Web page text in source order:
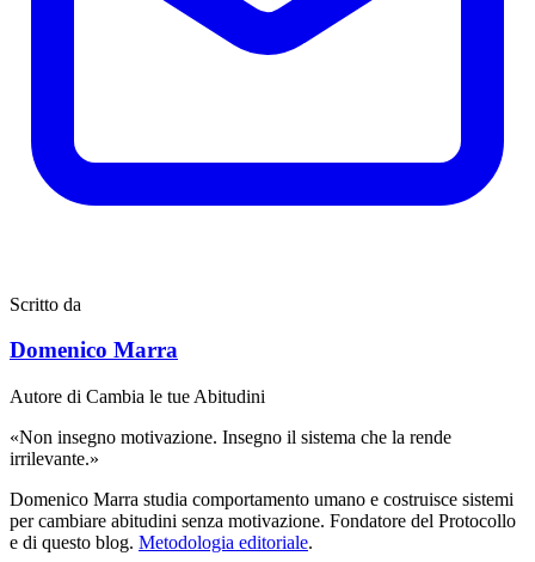
Scritto da
Domenico Marra
Autore di Cambia le tue Abitudini
«Non insegno motivazione. Insegno il sistema che la rende
irrilevante.»
Domenico Marra studia comportamento umano e costruisce sistemi
per cambiare abitudini senza motivazione. Fondatore del Protocollo
e di questo blog. Metodologia editoriale.